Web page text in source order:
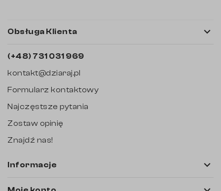
Obsługa Klienta 
(+48) 731 031 969
kontakt@dziaraj.pl
Formularz kontaktowy
Najczęstsze pytania
Zostaw opinię
Znajdź nas!
Informacje 